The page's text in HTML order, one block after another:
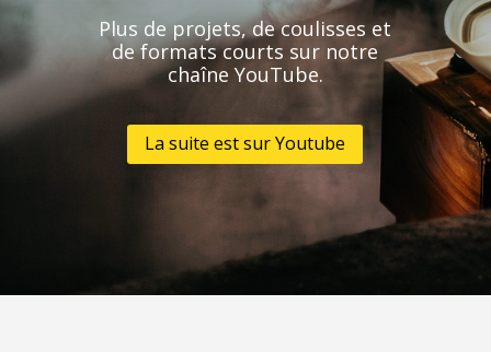
Plus de projets, de coulisses et
de formats courts sur notre
chaîne YouTube.
La suite est sur Youtube